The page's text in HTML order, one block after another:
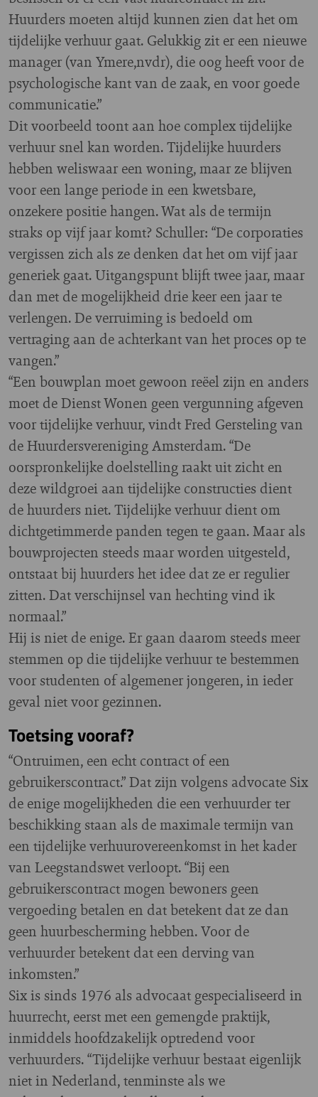
Huurders moeten altijd kunnen zien dat het om
tijdelijke verhuur gaat. Gelukkig zit er een nieuwe
manager (van Ymere,nvdr), die oog heeft voor de
psychologische kant van de zaak, en voor goede
communicatie.”
Dit voorbeeld toont aan hoe complex tijdelijke
verhuur snel kan worden. Tijdelijke huurders
hebben weliswaar een woning, maar ze blijven
voor een lange periode in een kwetsbare,
onzekere positie hangen. Wat als de termijn
straks op vijf jaar komt? Schuller: “De corporaties
vergissen zich als ze denken dat het om vijf jaar
generiek gaat. Uitgangspunt blijft twee jaar, maar
dan met de mogelijkheid drie keer een jaar te
verlengen. De verruiming is bedoeld om
vertraging aan de achterkant van het proces op te
vangen.”
“Een bouwplan moet gewoon reëel zijn en anders
moet de Dienst Wonen geen vergunning afgeven
voor tijdelijke verhuur, vindt Fred Gersteling van
de Huurdersvereniging Amsterdam. “De
oorspronkelijke doelstelling raakt uit zicht en
deze wildgroei aan tijdelijke constructies dient
de huurders niet. Tijdelijke verhuur dient om
dichtgetimmerde panden tegen te gaan. Maar als
bouwprojecten steeds maar worden uitgesteld,
ontstaat bij huurders het idee dat ze er regulier
zitten. Dat verschijnsel van hechting vind ik
normaal.”
Hij is niet de enige. Er gaan daarom steeds meer
stemmen op die tijdelijke verhuur te bestemmen
voor studenten of algemener jongeren, in ieder
geval niet voor gezinnen.
Toetsing vooraf?
“Ontruimen, een echt contract of een
gebruikerscontract.” Dat zijn volgens advocate Six
de enige mogelijkheden die een verhuurder ter
beschikking staan als de maximale termijn van
een tijdelijke verhuurovereenkomst in het kader
van Leegstandswet verloopt. “Bij een
gebruikerscontract mogen bewoners geen
vergoeding betalen en dat betekent dat ze dan
geen huurbescherming hebben. Voor de
verhuurder betekent dat een derving van
inkomsten.”
Six is sinds 1976 als advocaat gespecialiseerd in
huurrecht, eerst met een gemengde praktijk,
inmiddels hoofdzakelijk optredend voor
verhuurders. “Tijdelijke verhuur bestaat eigenlijk
niet in Nederland, tenminste als we